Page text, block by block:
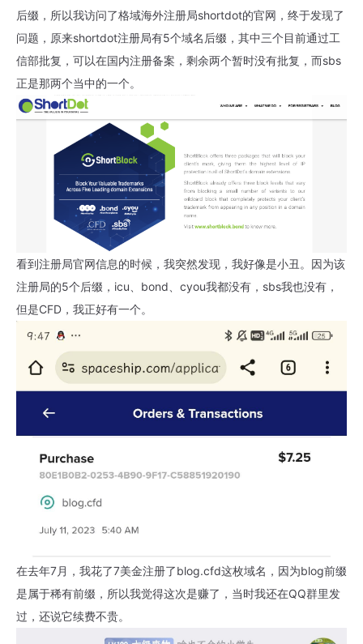
后缀，所以我访问了格域海外注册局shortdot的官网，终于发现了
问题，原来shortdot注册局有5个域名后缀，其中三个目前通过工
信部批复，可以在国内注册备案，剩余两个暂时没有批复，而sbs
正是那两个当中的一个。
看到注册局官网信息的时候，我突然发现，我好像是小丑。因为该
注册局的5个后缀，icu、bond、cyou我都没有，sbs我也没有，
但是CFD，我正好有一个。
在去年7月，我花了7美金注册了blog.cfd这枚域名，因为blog前缀
是属于稀有前缀，所以我觉得这次是赚了，当时我还在QQ群里发
过，还说它续费不贵。